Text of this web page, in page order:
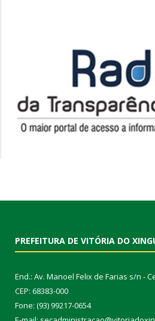
PREFEITURA DE VITÓRIA DO
End.: Av. Manoel Felix de Farias s/n -
CEP: 68383-000
Fone: (93) 99217-0654